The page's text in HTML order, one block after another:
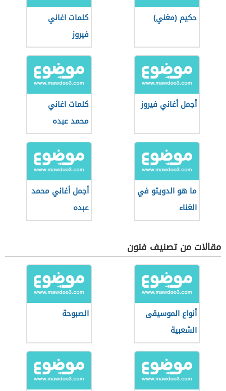
حكيم (مغني)
كلمات اغاني
فيروز
أجمل أغاني فيروز
كلمات اغاني
محمد عبده
ما هو الدويتو في
الغناء
أجمل أغاني محمد
عبده
مقالات من تصنيف فنون
أنواع الموسيقى
الشعبية
الصبوحة